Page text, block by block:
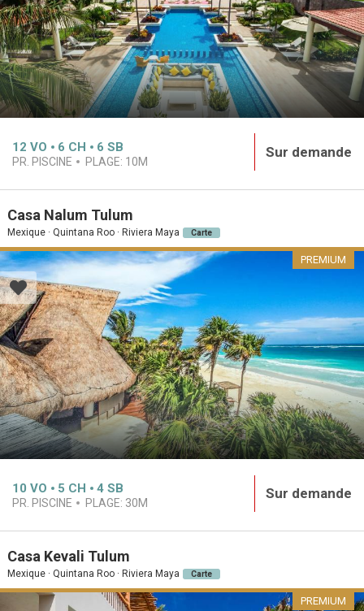
12 VO 6 CH 6 SB
PR. PISCINE PLAGE: 10M
Sur demande
Casa Nalum Tulum
Mexique · Quintana Roo · Riviera Maya Carte
PREMIUM
10 VO 5 CH 4 SB
PR. PISCINE PLAGE: 30M
Sur demande
Casa Kevali Tulum
Mexique · Quintana Roo · Riviera Maya Carte
PREMIUM